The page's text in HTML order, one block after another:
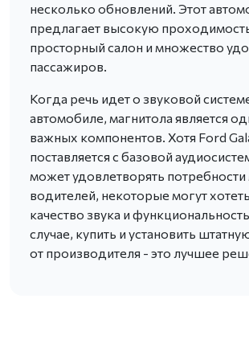
несколько обновлений. Этот
предлагает высокую
просторный салон и множество
пассажиров.
Когда речь идет о звуковой
автомобиле, магнитола является
важных компонентов. Хотя Ford
поставляется с базовой
может удовлетворять
водителей, некоторые могут
качество звука и
случае, купить и установить
от производителя - это лучшее